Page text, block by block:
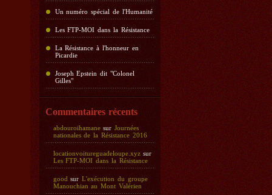
Un numéro spécial de l'Humanité
Les FTP-MOI dans la Résistance
La Résistance à l'honneur en
Picardie
Joseph Epstein dit "Colonel
Gilles"
Commentaires récents
abdouroihamanesurJournées
nationales de la Résistance 2016
locationvoitureguadeloupe.xyzsur
Les FTP-MOI dans la Résistance
good surL'exécution du groupe
Manouchian au Mont Valérien